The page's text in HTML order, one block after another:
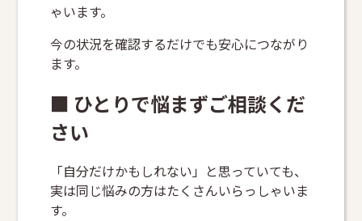
ゃいます。
今の状況を確認するだけでも安心につながり
ます。
■ ひとりで悩まずご相談くだ
さい
「自分だけかもしれない」と思っていても、
実は同じ悩みの方はたくさんいらっしゃいま
す。